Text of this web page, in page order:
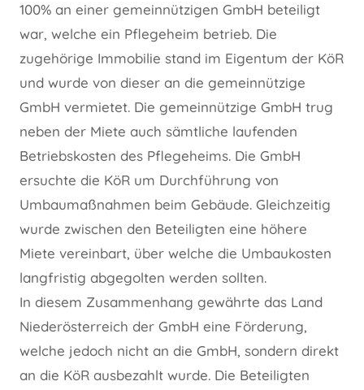
100% an einer gemeinnützigen GmbH beteiligt
war, welche ein Pflegeheim betrieb. Die
zugehörige Immobilie stand im Eigentum der KöR
und wurde von dieser an die gemeinnützige
GmbH vermietet. Die gemeinnützige GmbH trug
neben der Miete auch sämtliche laufenden
Betriebskosten des Pflegeheims. Die GmbH
ersuchte die KöR um Durchführung von
Umbaumaßnahmen beim Gebäude. Gleichzeitig
wurde zwischen den Beteiligten eine höhere
Miete vereinbart, über welche die Umbaukosten
langfristig abgegolten werden sollten.
In diesem Zusammenhang gewährte das Land
Niederösterreich der GmbH eine Förderung,
welche jedoch nicht an die GmbH, sondern direkt
an die KöR ausbezahlt wurde. Die Beteiligten